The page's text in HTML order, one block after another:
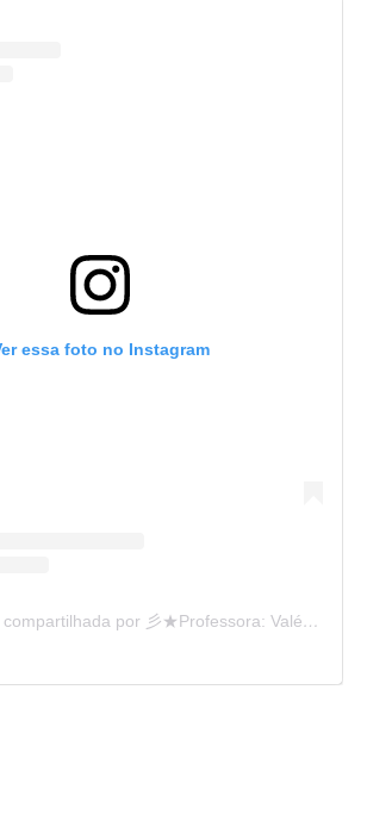
essa foto no Instagram
Uma publicação compartilhada por 彡★Professora: Valéria·.¸¸.· (@ensinandocomcarinho)